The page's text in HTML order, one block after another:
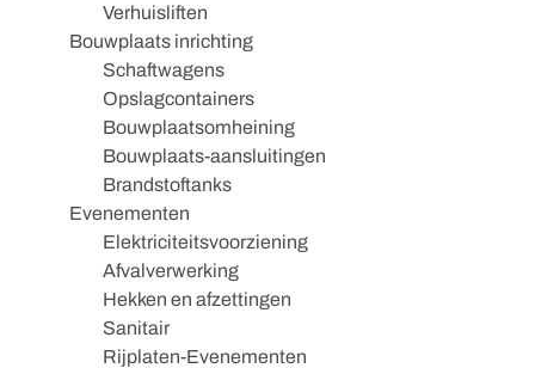
Verhuisliften
Bouwplaats inrichting
Schaftwagens
Opslagcontainers
Bouwplaatsomheining
Bouwplaats-aansluitingen
Brandstoftanks
Evenementen
Elektriciteitsvoorziening
Afvalverwerking
Hekken en afzettingen
Sanitair
Rijplaten-Evenementen